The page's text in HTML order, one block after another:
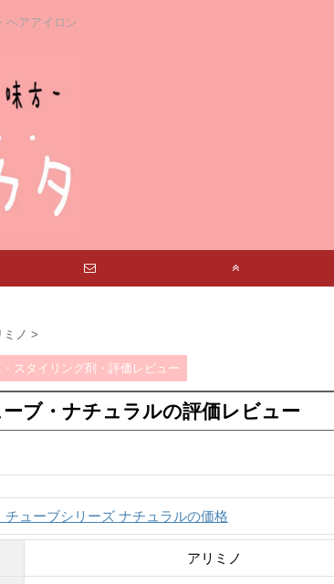
ヘアアイロン
ミノ >
・スタイリング剤・評価レビュー
ブ・ナチュラルの評価レビュー
チューブシリーズ ナチュラルの価格
アリミノ